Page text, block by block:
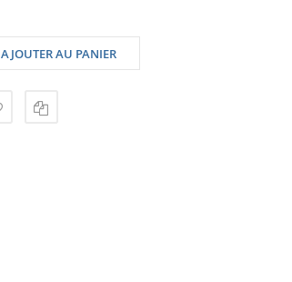
AJOUTER AU PANIER